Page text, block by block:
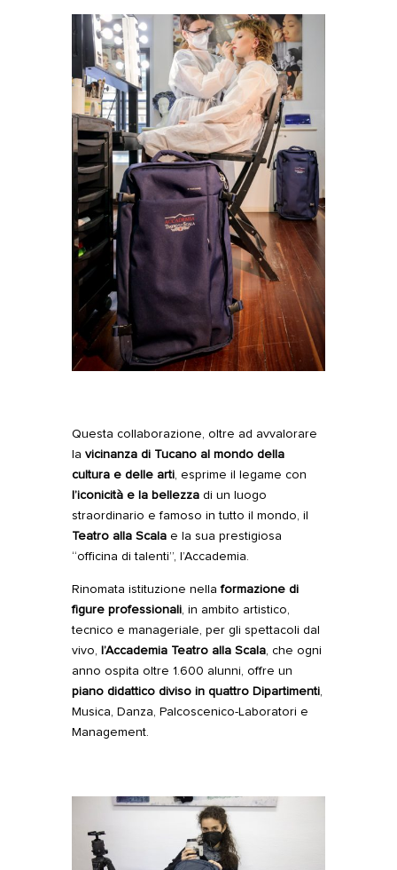
Questa collaborazione, oltre ad avvalorare
la vicinanza di Tucano al mondo della
cultura e delle arti, esprime il legame con
l’iconicità e la bellezza di un luogo
straordinario e famoso in tutto il mondo, il
Teatro alla Scala e la sua prestigiosa
“officina di talenti”, l’Accademia.
Rinomata istituzione nellaformazione di
figure professionali, in ambito artistico,
tecnico e manageriale, per gli spettacoli dal
vivo, l’Accademia Teatro alla Scala, che ogni
anno ospita oltre 1.600 alunni, offre un
piano didattico diviso in quattro Dipartimenti,
Musica, Danza, Palcoscenico-Laboratori e
Management.